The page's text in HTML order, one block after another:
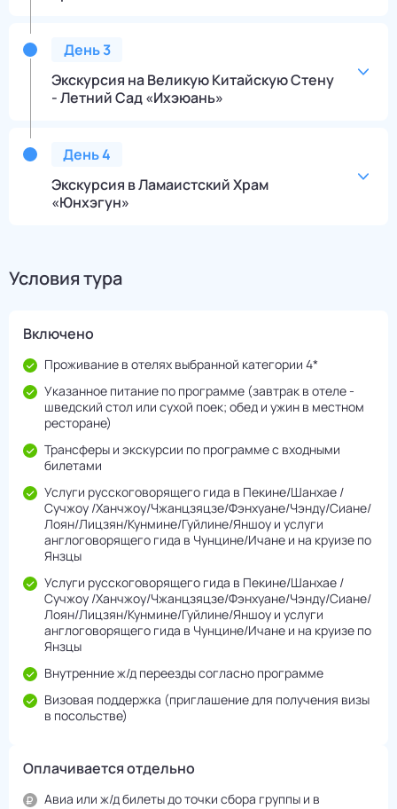
День3
Экскурсия на Великую Китайскую Стену
- Летний Сад «Ихэюань»
День4
Экскурсия в Ламаистский Храм
«Юнхэгун»
Условия тура
Включено
Проживание в отелях выбранной категории 4*
Указанное питание по программе (завтрак в отеле -
шведский стол или сухой поек; обед и ужин в местном
ресторане)
Трансферы и экскурсии по программе с входными
билетами
Услуги русскоговорящего гида в Пекине/Шанхае /
Сучжоу /Ханчжоу/Чжанцзяцзе/Фэнхуане/Чэнду/Cиане/
Лоян/Лицзян/Кунмине/Гуйлине/Яншоу и услуги
англоговорящего гида в Чунцине/Ичане и на круизе по
Янзцы
Услуги русскоговорящего гида в Пекине/Шанхае /
Сучжоу /Ханчжоу/Чжанцзяцзе/Фэнхуане/Чэнду/Cиане/
Лоян/Лицзян/Кунмине/Гуйлине/Яншоу и услуги
англоговорящего гида в Чунцине/Ичане и на круизе по
Янзцы
Внутренние ж/д переезды согласно программе
Визовая поддержка (приглашение для получения визы
в посольстве)
Оплачивается отдельно
Авиа или ж/д билеты до точки сбора группы и в